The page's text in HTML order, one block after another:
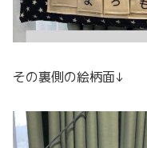
その裏側の絵柄面↓